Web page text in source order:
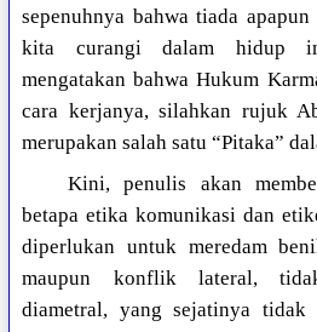
sepenuhnya bahwa tiada
kita curangi dalam hidup
mengatakan bahwa Hukum
cara kerjanya, silahkan rujuk
merupakan salah satu “Pitaka”
Kini, penulis akan
betapa etika komunikasi dan
diperlukan untuk meredam
maupun konflik lateral,
diametral, yang sejatinya tidak